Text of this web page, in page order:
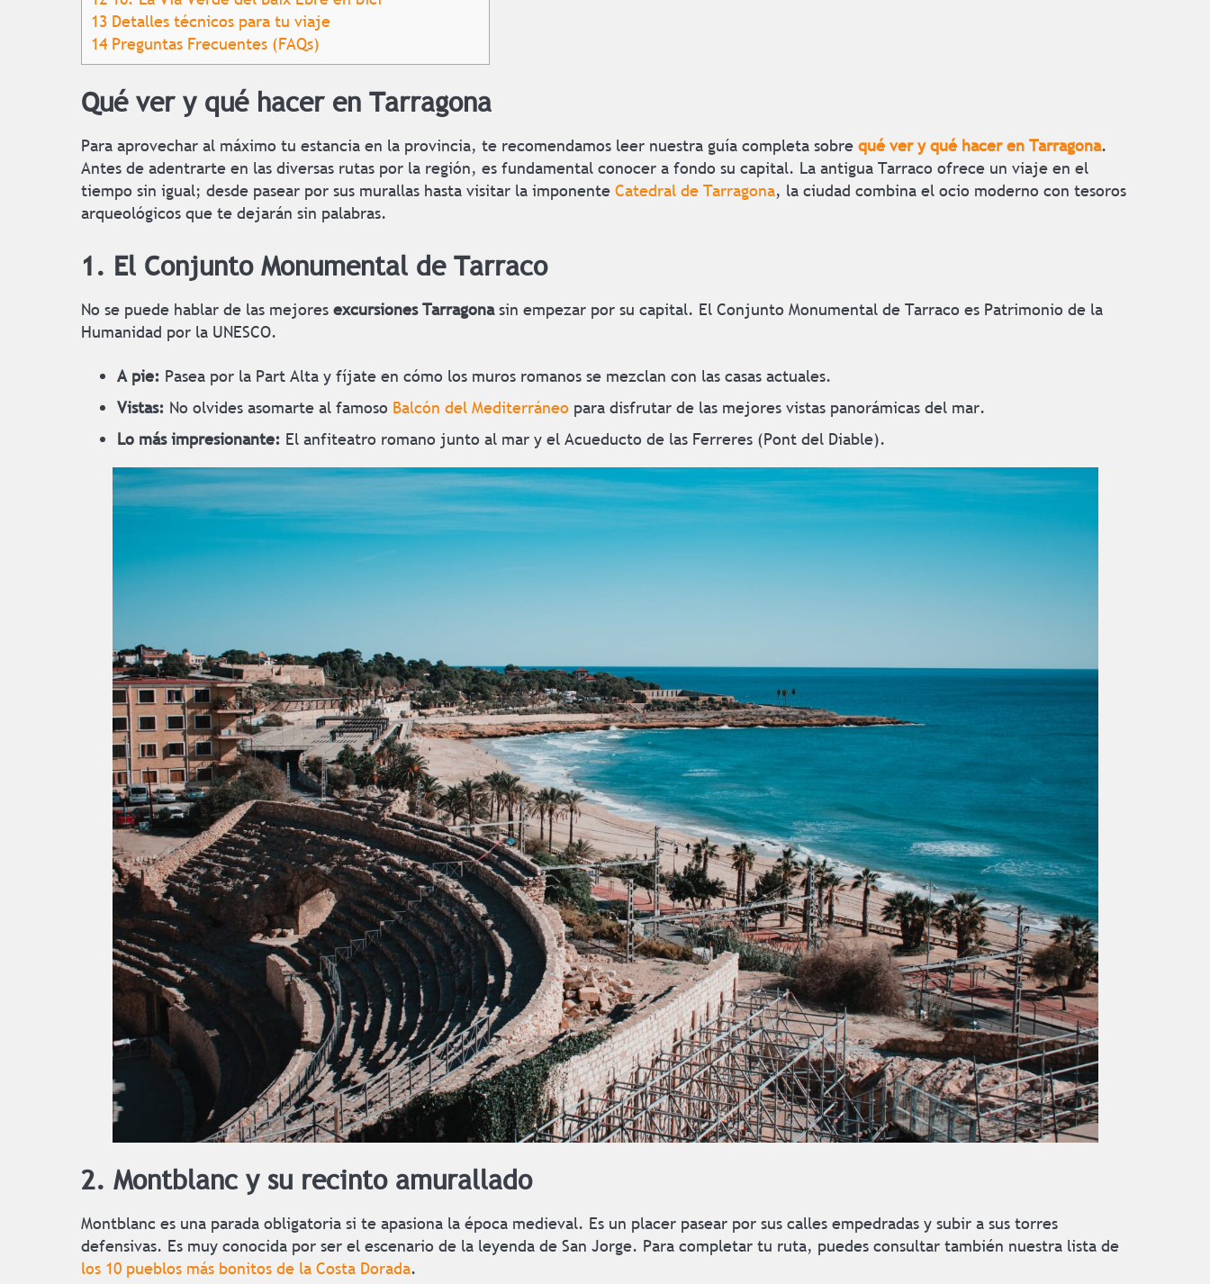
13Detalles técnicos para tu viaje
14Preguntas Frecuentes (FAQs)
Qué ver y qué hacer en Tarragona
Para aprovechar al máximo tu estancia en la provincia, te recomendamos leer nuestra guía completa sobre qué ver y qué hacer en Tarragona.
Antes de adentrarte en las diversas rutas por la región, es fundamental conocer a fondo su capital. La antigua Tarraco ofrece un viaje en el
tiempo sin igual; desde pasear por sus murallas hasta visitar la imponente Catedral de Tarragona, la ciudad combina el ocio moderno con tesoros
arqueológicos que te dejarán sin palabras.
1. El Conjunto Monumental de Tarraco
No se puede hablar de las mejores excursiones Tarragonasin empezar por su capital. El Conjunto Monumental de Tarraco es Patrimonio de la
Humanidad por la UNESCO.
A pie: Pasea por la Part Alta y fíjate en cómo los muros romanos se mezclan con las casas actuales.
Vistas: No olvides asomarte al famoso Balcón del Mediterráneo para disfrutar de las mejores vistas panorámicas del mar.
Lo más impresionante: El anfiteatro romano junto al mar y el Acueducto de las Ferreres (Pont del Diable).
2. Montblanc y su recinto amurallado
Montblanc es una parada obligatoria si te apasiona la época medieval. Es un placer pasear por sus calles empedradas y subir a sus torres
defensivas. Es muy conocida por ser el escenario de la leyenda de San Jorge. Para completar tu ruta, puedes consultar también nuestra lista de
los 10 pueblos más bonitos de la Costa Dorada.